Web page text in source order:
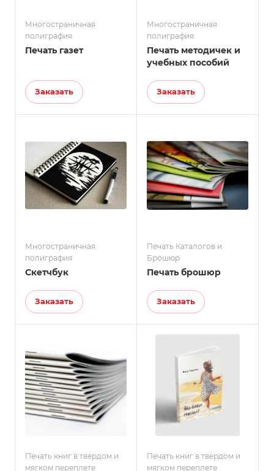
Многостраничная
полиграфия
Печать газет
Заказать
Многостраничная
полиграфия
Печать методичек и
учебных пособий
Заказать
Многостраничная
полиграфия
Скетчбук
Заказать
Печать Каталогов и
Брошюр
Печать брошюр
Заказать
Печать книг в твердом и
мягком переплете
Печать книг в твердом и
мягком переплете